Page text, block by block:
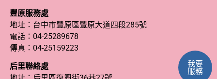
豐原服務處
地址：台中市豐原區豐原大道四段285號
電話： 04-25289678
傳真：04-25159223
后里聯絡處
我要
服務